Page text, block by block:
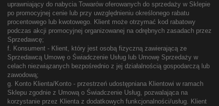
uprawniający do nabycia Towarów oferowanych do sprzedaży w Sklepie
po promocyjnej cenie lub przy uwzględnieniu określonego rabatu
procentowego lub kwotowego. Klient może otrzymać kod rabatowy
podczas akcji promocyjnej organizowanej na odrębnych zasadach przez
Sprzedawcę;
f. Konsument - Klient, który jest osobą fizyczną zawierającą ze
Sprzedawcą Umowę o Świadczenie Usług lub Umowę Sprzedaży w
celach niezwiązanych bezpośrednio z jej działalnością gospodarczą lub
zawodową;
g. Konto Klienta/Konto - przestrzeń udostępniana Klientowi w ramach
Sklepu zgodnie z Umową o Świadczenie Usług, pozwalająca na
korzystanie przez Klienta z dodatkowych funkcjonalności/usług. Klient